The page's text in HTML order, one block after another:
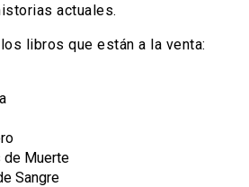
actuales.
libros que están a la venta:
de Muerte
Sangre